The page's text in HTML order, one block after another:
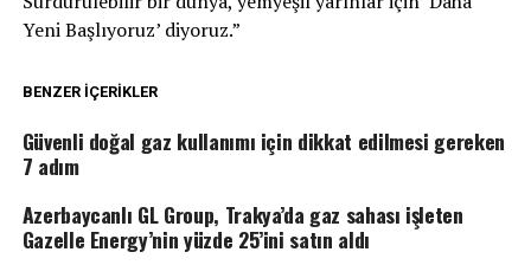
Yeni Başlıyoruz’ diyoruz.”
BENZER İÇERIKLER
Güvenli doğal gaz kullanımı için dikkat edilmesi gereken
7 adım
Azerbaycanlı GL Group, Trakya’da gaz sahası işleten
Gazelle Energy’nin yüzde 25’ini satın aldı